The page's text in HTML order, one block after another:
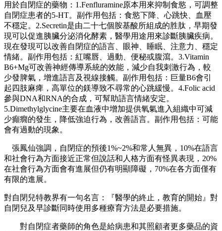
用於自閉症的藥物：1.Fenfluramine原本用來抑制食慾，可調整
自閉症患者的5-HT。副作用包括：食慾下降、心跳快、血壓
不穩定。2.Secretin是由二十七個胺基酸所組成的胜肽，早期發
現可以促進胰臟分泌消化酵素，醫學用途用來診斷胰臟疾病。
現在發現可以改善自閉症的語言、眼神、睡眠、注意力、穩定
情緒。副作用包括：紅嘴唇、過動、便秘或腹瀉。3.Vitamin
B6+Mg可改善神經傳導系統的效能，減少自我刺激行為，較
少發脾氣，增進語言及視線接觸。副作用包括：巨量B6會引
起四肢麻痺，高單位的鎂導致不尋常的心跳緩慢。4.Folic acid
參與DNA和RNA的合成，可幫助語言情緒安定。
5.Dimethylglycine主要在血液中增加提供氧氣進入組織中可減
少癲癇的發生，降低強迫行為，改善語言。副作用包括：可能
會有過動的現象。
張鳳仙強調，自閉症的預後1%~2%和常人無異，10%在語言
和社會行為方面接近正常但說話和人格方面有怪異表現，20%
在社會行為方面會有進展但仍有明顯障礙，70%在各方面僅有
有限的進展。
對自閉兒特教界有一句名言：『醫學的終止，教育的開始』對
自閉兒及早診斷同時使用多種療育方法是必要措施。
對自閉症者藥師的角色是給病患和其照顧者更多藥品的資